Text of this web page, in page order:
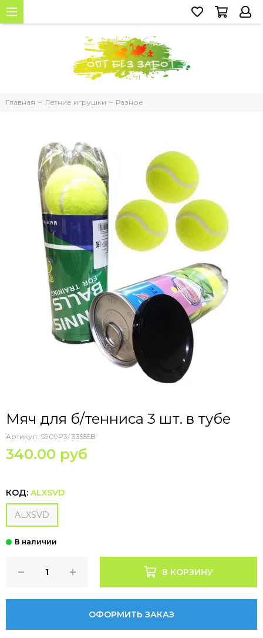
Главная Летние игрушки Разное
Мяч для б/тенниса 3 шт. в тубе
Артикул: S909P3/ 33555B
340.00 руб
КОД: ALXSVD
ALXSVD
В КОРЗИНУ
ОФОРМИТЬ ЗАКАЗ